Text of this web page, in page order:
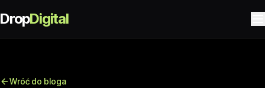
DropDigital
Wróć do bloga